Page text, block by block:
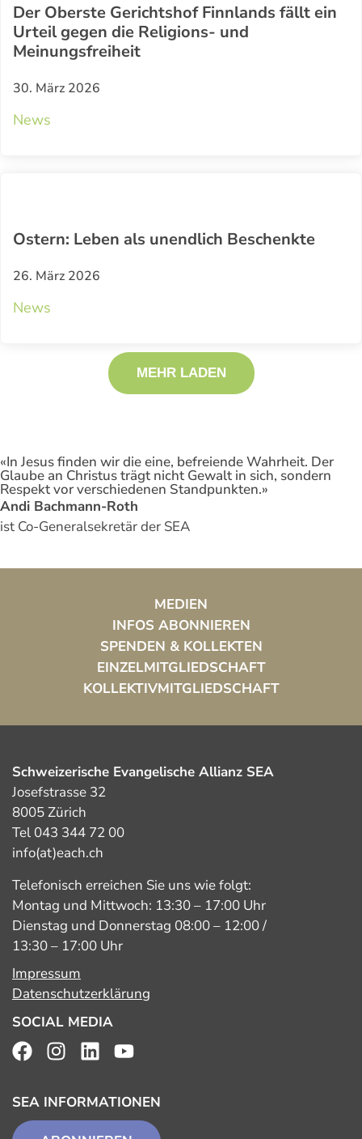
Der Oberste Gerichtshof Finnlands fällt ein
Urteil gegen die Religions- und
Meinungsfreiheit
30. März 2026
News
Ostern: Leben als unendlich Beschenkte
26. März 2026
News
MEHR LADEN
«In Jesus finden wir die eine, befreiende Wahrheit. Der
Glaube an Christus trägt nicht Gewalt in sich, sondern
Respekt vor verschiedenen Standpunkten.»
Andi Bachmann-Roth
ist Co-Generalsekretär der SEA
MEDIEN
INFOS ABONNIEREN
SPENDEN & KOLLEKTEN
EINZELMITGLIEDSCHAFT
KOLLEKTIVMITGLIEDSCHAFT
Schweizerische Evangelische Allianz SEA
Josefstrasse 32
8005 Zürich
Tel 043 344 72 00
info(at)each.ch
Telefonisch erreichen Sie uns wie folgt:
Montag und Mittwoch: 13:30 – 17:00 Uhr
Dienstag und Donnerstag 08:00 – 12:00 /
13:30 – 17:00 Uhr
Impressum
Datenschutzerklärung
SOCIAL MEDIA
SEA INFORMATIONEN